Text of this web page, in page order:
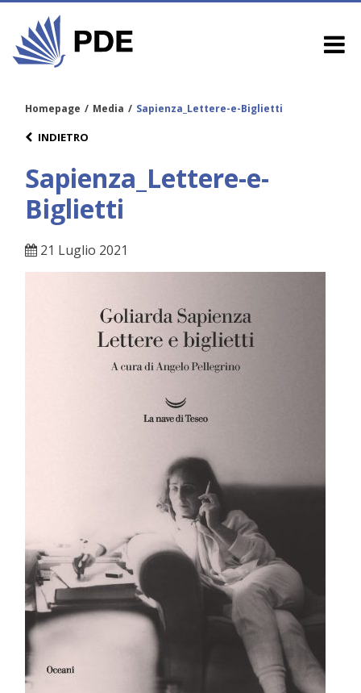
Homepage / Media / Sapienza_Lettere-e-Biglietti
INDIETRO
Sapienza_Lettere-e-
Biglietti
21 Luglio 2021